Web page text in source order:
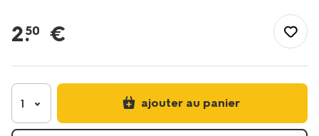
fr/maison-
deco/deco/bougies/grosses-
a-
forme-
%E2%8C%80-
x-
2.
50 €
1 ajouter au panier